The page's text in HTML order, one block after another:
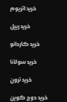
خرید اتریوم
خرید ریپل
خرید کاردانو
خرید سولانا
خرید ترون
خرید دوج کوین